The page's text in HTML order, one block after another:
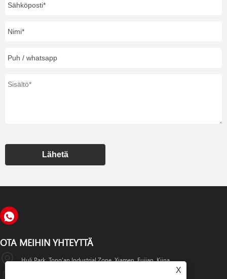
Lähetä
OTA MEIHIN YHTEYTTÄ
Huli Park, Tong'an Industrial Zone, Xiamen, Fujian, Kiina
X